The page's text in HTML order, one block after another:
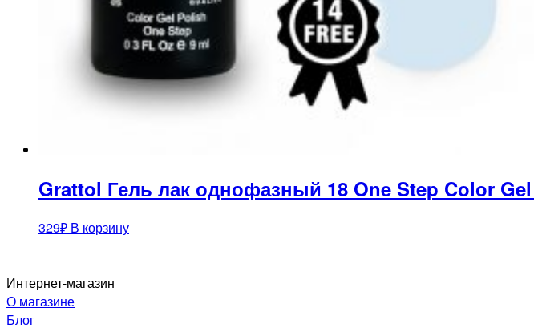
Grattol Гель лак однофазный 18 One Step Color
329₽ В корзину
Интернет-магазин
О магазине
Блог